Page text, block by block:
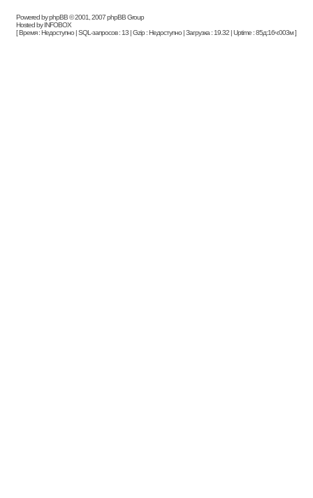
Powered by phpBB © 2001, 2007 phpBB Group
Hosted by INFOBOX
[ Время : Недоступно | SQL-запросов : 13 | Gzip : Недоступно | Загрузка : 19.32 | Uptime : 85д:16ч:003м ]